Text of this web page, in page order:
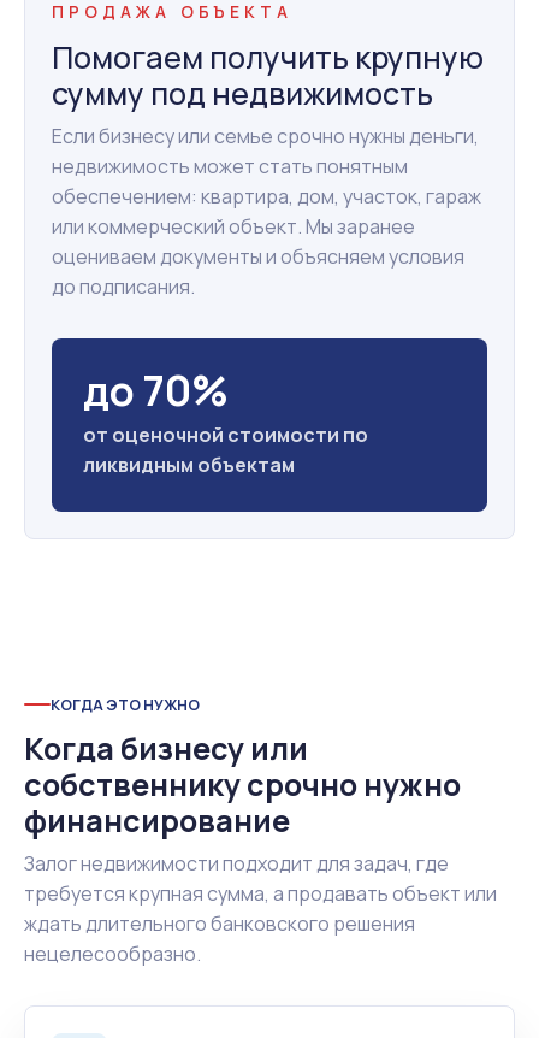
ПРОДАЖА ОБЪЕКТА
Помогаем получить крупную
сумму под недвижимость
Если бизнесу или семье срочно нужны деньги,
недвижимость может стать понятным
обеспечением: квартира, дом, участок, гараж
или коммерческий объект. Мы заранее
оцениваем документы и объясняем условия
до подписания.
до 70%
от оценочной стоимости по
ликвидным объектам
КОГДА ЭТО НУЖНО
Когда бизнесу или
собственнику срочно нужно
финансирование
Залог недвижимости подходит для задач, где
требуется крупная сумма, а продавать объект или
ждать длительного банковского решения
нецелесообразно.